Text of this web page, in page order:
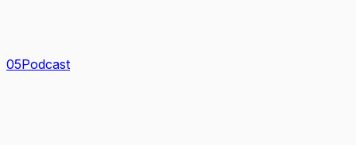
05Podcast